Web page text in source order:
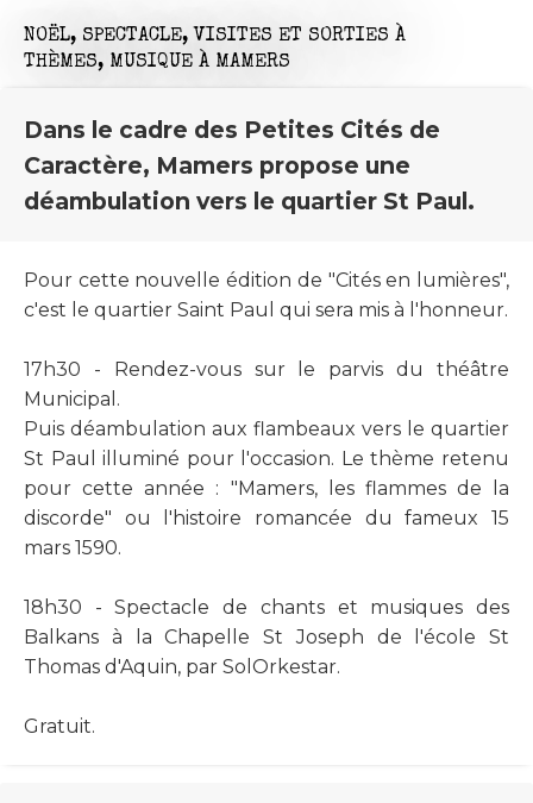
NOËL, SPECTACLE, VISITES ET SORTIES À
THÈMES, MUSIQUE À MAMERS
Dans le cadre des Petites Cités de
Caractère, Mamers propose une
déambulation vers le quartier St Paul.
Pour cette nouvelle édition de "Cités en lumières",
c'est le quartier Saint Paul qui sera mis à l'honneur.
17h30 - Rendez-vous sur le parvis du théâtre
Municipal.
Puis déambulation aux flambeaux vers le quartier
St Paul illuminé pour l'occasion. Le thème retenu
pour cette année : "Mamers, les flammes de la
discorde" ou l'histoire romancée du fameux 15
mars 1590.
18h30 - Spectacle de chants et musiques des
Balkans à la Chapelle St Joseph de l'école St
Thomas d'Aquin, par SolOrkestar.
Gratuit.